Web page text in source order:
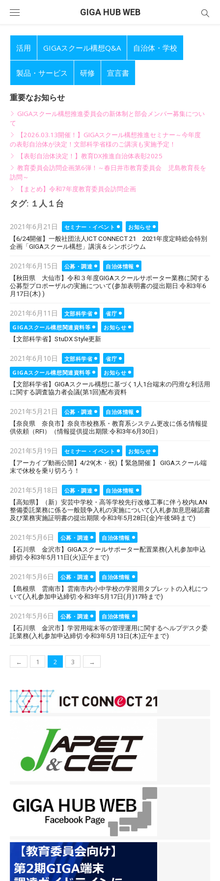
GIGA HUB WEB
活用 GIGAスクール構想Q&A 自治体・学校
製品・サービス 研修 宣言書
重要なお知らせ
GIGAスクール構想推進委員会の新体制と部会メンバー募集につい
て
【2026.03.13開催！】GIGAスクール構想推進セミナー～今年度
の表彰自治体が決定！文部科学省様のご講演も実施予定！
【表彰自治体決定！】教育DX推進自治体表彰2025
教育委員会訪問企画第6弾！～春日井市教育委員会 児島教育長を
訪問～
【まとめ】令和7年度教育委員会訪問企画
タグ: １人１台
Posted
on
2021年6月21日 セミナー・イベント
お知らせ
【6/24開催】一般社団法人ICT CONNECT 21 2021年度定時総会特別
企画「GIGAスクール構想」講演＆シンポジウム
Posted
on
2021年6月15日 公募・調達
自治体情報
【秋田県 大仙市】令和３年度GIGAスクールサポーター業務に関する
公募型プロポーザルの実施について(参加表明書の提出期日:令和3年6
月17日(木) )
Posted
on
2021年6月11日 文部科学省
省庁
GIGAスクール構想関連資料等
お知らせ
【文部科学省】StuDX Style更新
Posted
on
2021年6月10日 文部科学省
省庁
GIGAスクール構想関連資料等
お知らせ
【文部科学省】GIGAスクール構想に基づく1人1台端末の円滑な利活用
に関する調査協力者会議(第1回)配布資料
Posted
on
2021年5月21日 公募・調達
自治体情報
【奈良県 奈良市】奈良市校務系・教育系システム更改に係る情報提
供依頼（RFI）（情報提供提出期限:令和3年6月30日）
Posted
on
2021年5月19日 セミナー・イベント
お知らせ
【アーカイブ動画公開】4/29(木・祝)【 緊急開催 】 GIGAスクール端
末で休校を乗り切ろう！
Posted
on
2021年5月18日 公募・調達
自治体情報
【高知県】（新）安芸中学校・高等学校先行改修工事に伴う校内LAN
整備委託業務に係る一般競争入札の実施について(入札参加意思確認書
及び業務実施証明書の提出期限:令和3年5月28日(金)午後5時まで)
Posted
on
2021年5月6日 公募・調達
自治体情報
【石川県 金沢市】GIGAスクールサポーター配置業務(入札参加申込
締切:令和3年5月11日(火)正午まで)
Posted
on
2021年5月6日 公募・調達
自治体情報
【島根県 雲南市】雲南市内小中学校の学習用タブレットの入札につ
いて(入札参加申込締切:令和3年5月17日(月)17時まで)
Posted
on
2021年5月6日 公募・調達
自治体情報
【石川県 金沢市】学習用端末等の管理運用に関するヘルプデスク委
託業務(入札参加申込締切:令和3年5月13日(木)正午まで)
投
ナ
ビ
ゲ
ョ
← 1 2 3 →